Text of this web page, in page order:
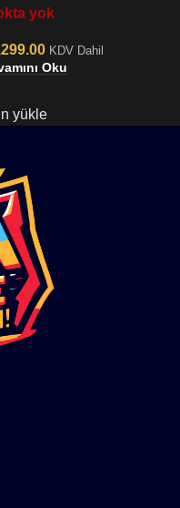
yok
KDV Dahil
Oku
yükle